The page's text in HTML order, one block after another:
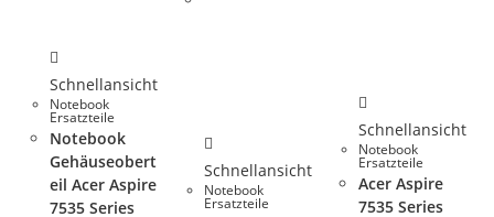
Schnellansicht
Notebook
Ersatzteile
Notebook
Gehäuseobert
eil Acer Aspire
7535 Series
Schnellansicht
Notebook
Ersatzteile
Schnellansicht
Notebook
Ersatzteile
Acer Aspire
7535 Series